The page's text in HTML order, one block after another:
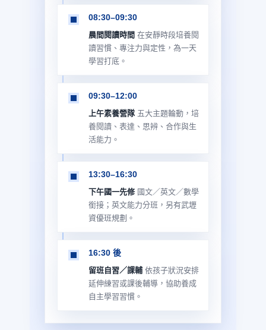
08:30–09:30
晨間閱讀時間 在安靜時段培養閱
讀習慣、專注力與定性，為一天
學習打底。
09:30–12:00
上午素養營隊 五大主題輪動，培
養閱讀、表達、思辨、合作與生
活能力。
13:30–16:30
下午國一先修 國文／英文／數學
銜接；英文能力分班，另有武壢
資優班規劃。
16:30 後
留班自習／課輔 依孩子狀況安排
延伸練習或課後輔導，協助養成
自主學習習慣。